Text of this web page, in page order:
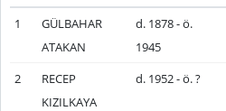
1
GÜLBAHAR
ATAKAN
d. 1878 - ö.
1945
2
RECEP
KIZILKAYA
d. 1952 - ö. ?